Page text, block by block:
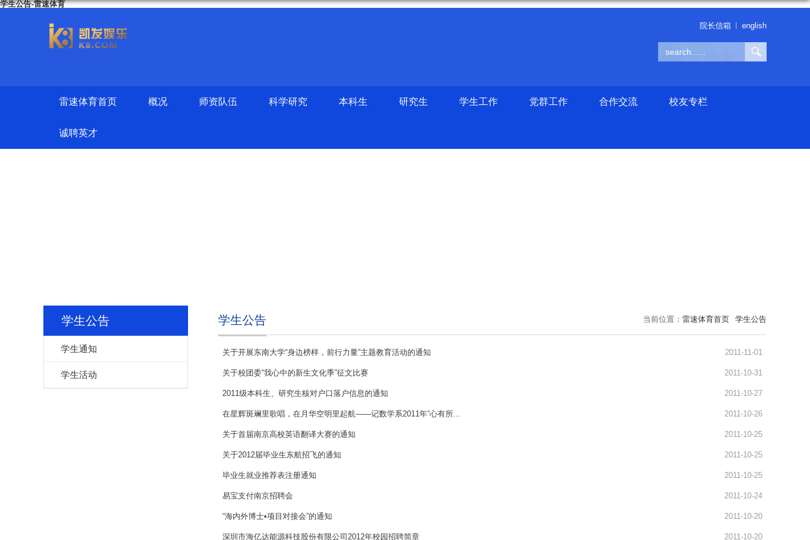
学生公告-雷速体育
院长信箱 english
雷速体育首页 概况 师资队伍 科学研究 本科生 研究生 学生工作 党群工作 合作交流 校友专栏
诚聘英才
学生公告
学生通知
学生活动
当前位置： 雷速体育首页 学生公告
学生公告
关于开展东南大学“身边榜样，前行力量”主题教育活动的通知 2011-11-01
关于校团委“我心中的新生文化季”征文比赛 2011-10-31
2011级本科生、研究生核对户口落户信息的通知 2011-10-27
在星辉斑斓里歌唱，在月华空明里起航――记数学系2011年“心有所... 2011-10-26
关于首届南京高校英语翻译大赛的通知 2011-10-25
关于2012届毕业生东航招飞的通知 2011-10-25
毕业生就业推荐表注册通知 2011-10-25
易宝支付南京招聘会 2011-10-24
“海内外博士•项目对接会”的通知 2011-10-20
深圳市海亿达能源科技股份有限公司2012年校园招聘简章 2011-10-20